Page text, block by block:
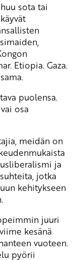
sota tai
Etiopia. Gaza.
puolensa.
osa
meidän on
ja
jotka
kehitykseen
juuri
kesänä
vuoteen.
pyörii